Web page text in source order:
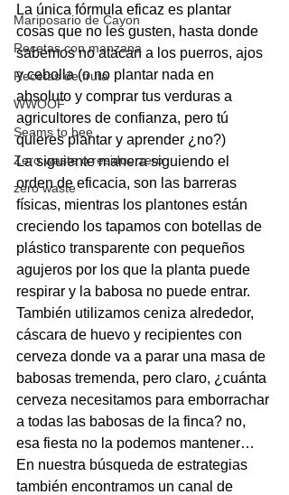
Mariposario de Cayon
Recetas con manzana
Recetas de fruta
WWOOF
Seams to bee
Zero waste o residuo zero
zero waste
La única fórmula eficaz es plantar
cosas que no les gusten, hasta donde
sabemos no atacan a los puerros, ajos
y cebolla (o no plantar nada en
absoluto y comprar tus verduras a
agricultores de confianza, pero tú
quieres plantar y aprender ¿no?)
La siguiente manera siguiendo el
orden de eficacia, son las barreras
físicas, mientras los plantones están
creciendo los tapamos con botellas de
plástico transparente con pequeños
agujeros por los que la planta puede
respirar y la babosa no puede entrar.
También utilizamos ceniza alrededor,
cáscara de huevo y recipientes con
cerveza donde va a parar una masa de
babosas tremenda, pero claro, ¿cuánta
cerveza necesitamos para emborrachar
a todas las babosas de la finca? no,
esa fiesta no la podemos mantener…
En nuestra búsqueda de estrategias
también encontramos un canal de